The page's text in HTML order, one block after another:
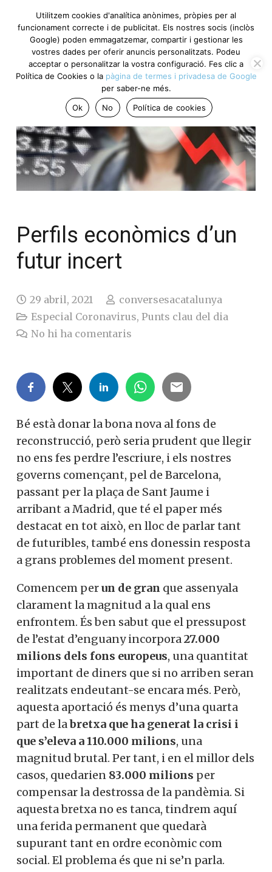
Perfils econòmics d’un
futur incert
29 abril, 2021
conversesacatalunya
Especial Coronavirus
,Punts clau del dia
No hi ha comentaris
Bé està donar la bona nova al fons de
reconstrucció, però seria prudent que
llegir no ens fes perdre l’escriure, i els
nostres governs començant, pel de
Barcelona, passant per la plaça de Sant
Jaume i arribant a Madrid, que té el paper
més destacat en tot això, en lloc de parlar
tant de futuribles, també ens donessin
resposta a grans problemes del moment
Comencem perun de granque assenyala
clarament la magnitud a la qual ens
enfrontem. És ben sabut que el pressupost
de l’estat d’enguany incorpora27.000
milions dels fons europeus, una
quantitat important de diners que si no
arriben seran realitzats endeutant-se
encara més. Però, aquesta aportació és
menys d’una quarta part de la bretxa que
ha generat la crisi i que s’eleva a 110.000
milions, una magnitud brutal. Per tant, i
en el millor dels casos, quedarien83.000
milionsper compensar la destrossa de la
pandèmia. Si aquesta bretxa no es tanca,
tindrem aquí una ferida permanent que
quedarà supurant tant en ordre econòmic
Utilitzem cookies d'analítica anònimes, pròpies per al
funcionament correcte i de publicitat. Els nostres socis
(inclòs Google) poden emmagatzemar, compartir i gestionar
les vostres dades per oferir anuncis personalitzats. Podeu
acceptar o personalitzar la vostra configuració. Fes clic a
Política de Cookies o lapàgina de termes i privadesa de
Googleper saber-ne més.
Ok
No Política de cookies